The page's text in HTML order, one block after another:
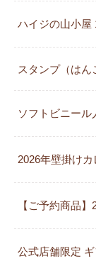
ハイジの山小屋
スタンプ（はん
ソフトビニール
2026年壁掛け
【ご予約商品
公式店舗限定